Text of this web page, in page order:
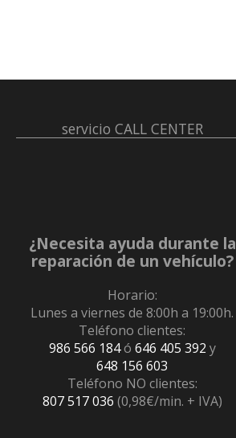
servicio CALL CENTER
¿Necesita ayuda durante la
reparación de un vehículo?
Horario:
Lunes a viernes de 8:00h a 19:00h.
Teléfono clientes:
986 566 184ó 646 405 392 y
648 156 603
Teléfono NO clientes:
807 517 036 (0,98€/min. + IVA)